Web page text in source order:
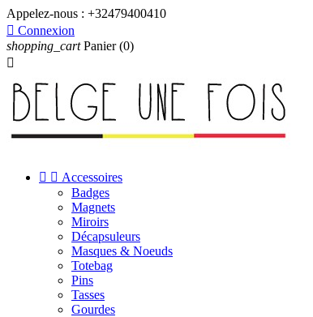
Appelez-nous : +32479400410
 Connexion
shopping_cart Panier (0)

  Accessoires
Badges
Magnets
Miroirs
Décapsuleurs
Masques & Noeuds
Totebag
Pins
Tasses
Gourdes